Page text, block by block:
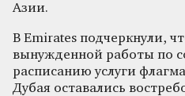
Азии.
В Emirates подчеркнули,
вынужденной работы по
расписанию услуги
Дубая оставались